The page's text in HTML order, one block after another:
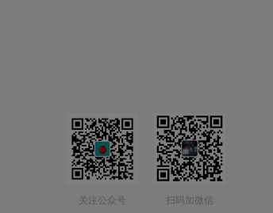
关注公众号 扫码加微信